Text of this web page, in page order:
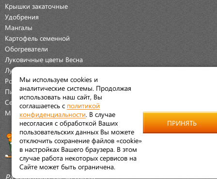
Крышки закаточные
Удобрения
Мангалы
Картофель семенной
Обогреватели
Луковичные цветы Весна
Луковичные цветы Осень
Розы
Пионы
Семена Овощей
Мраморная крошка
Разработано:
Мы используем cookies и
аналитические системы. Продолжая
использовать наш сайт, Вы
соглашаетесь с политикой
конфиденциальности . В случае
несогласия с обработкой Ваших
пользовательских данных Вы можете
отключить сохранение файлов «cookie»
в настройках Вашего браузера. В этом
случае работа некоторых сервисов на
Сайте может быть ограничена.
ПРИНЯТЬ